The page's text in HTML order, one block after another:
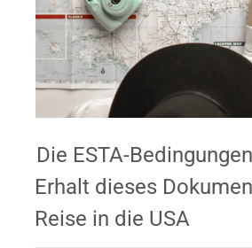
Die ESTA-
Erhalt dieses
Reise in die USA